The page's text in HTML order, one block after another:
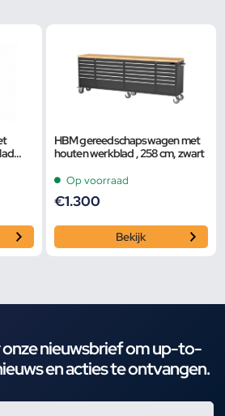
HBM gereedschapswagen met
houten werkblad , 258 cm, zwart
Op voorraad
€1.300
Bekijk
onze nieuwsbrief om up-to-
en acties te ontvangen.